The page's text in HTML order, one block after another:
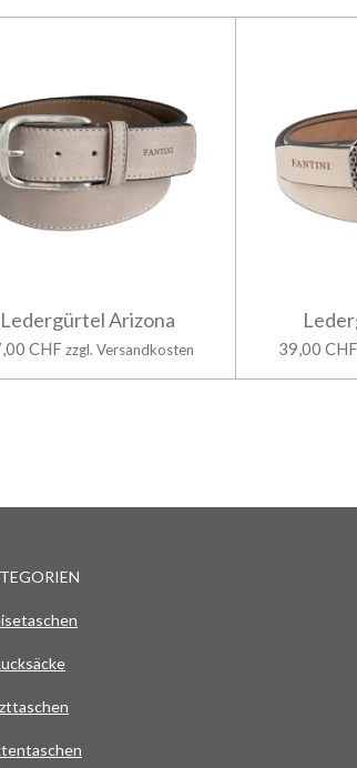
Ledergürtel Arizona
CHF zzgl. Versandkosten 39,00 CHF